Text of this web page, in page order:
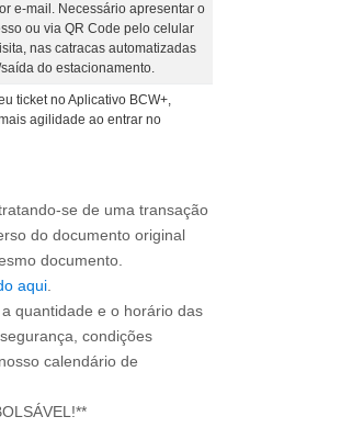
e-mail. Necessário apresentar o
ou via QR Code pelo celular
nas catracas automatizadas
do estacionamento.
ticket no Aplicativo BCW+,
agilidade ao entrar no
se de uma transação
do documento original
documento.
aqui
quantidade e o horário das
condições
calendário de